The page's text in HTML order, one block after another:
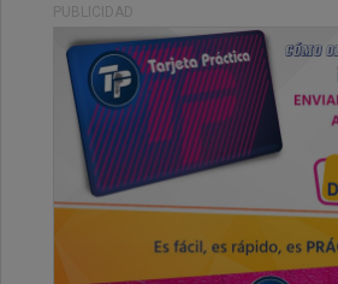
PUBLICIDAD